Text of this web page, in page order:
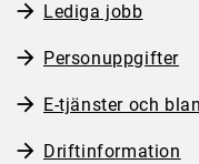
Lediga jobb
Personuppgifter
E-tjänster och
Driftinformation